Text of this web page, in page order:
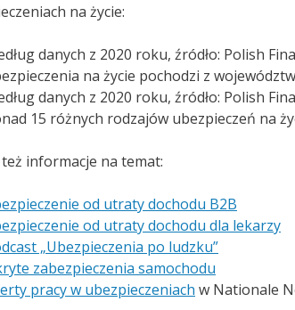
na życie:
danych z 2020 roku, źródło: Polish
na życie pochodzi z
danych z 2020 roku, źródło: Polish
15 różnych rodzajów ubezpieczeń na
informacje na temat:
od utraty dochodu B2B
od utraty dochodu dla lekarzy
„Ubezpieczenia po ludzku”
zabezpieczenia samochodu
pracy w ubezpieczeniach w Nationale